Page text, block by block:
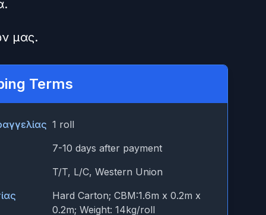
μας.
Terms
1 roll
7-10 days after payment
T/T, L/C, Western Union
Hard Carton; CBM:1.6m x 0.2m x
0.2m; Weight: 14kg/roll